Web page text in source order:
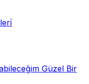
Güzel Bir